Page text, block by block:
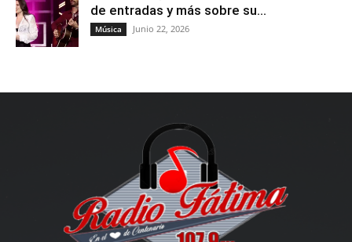
de entradas y más sobre su...
Música Junio 22, 2026